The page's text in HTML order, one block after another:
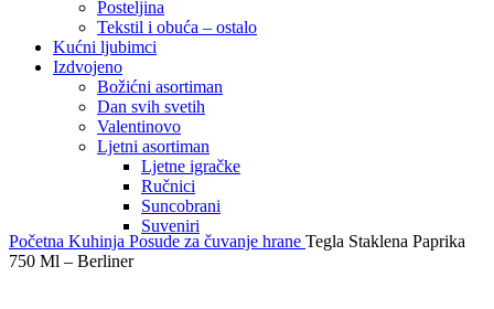
Posteljina
Tekstil i obuća – ostalo
Kućni ljubimci
Izdvojeno
Božićni asortiman
Dan svih svetih
Valentinovo
Ljetni asortiman
Ljetne igračke
Ručnici
Suncobrani
Suveniri
Početna Kuhinja Posude za čuvanje hrane Tegla Staklena Paprika
750 Ml – Berliner